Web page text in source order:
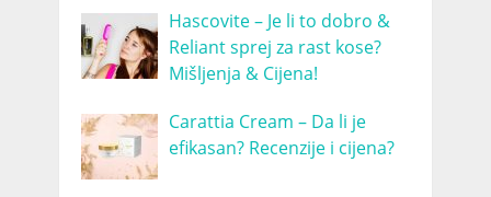
Hascovite – Je li to dobro &
Reliant sprej za rast kose?
Mišljenja & Cijena!
Carattia Cream – Da li je
efikasan? Recenzije i cijena?